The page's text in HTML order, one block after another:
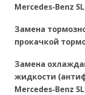
Mercedes-Benz
Замена
прокачкой
Замена
жидкости
Mercedes-Benz